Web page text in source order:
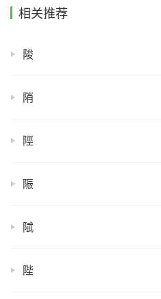
相关推荐
陖
陗
陘
陙
陚
陛